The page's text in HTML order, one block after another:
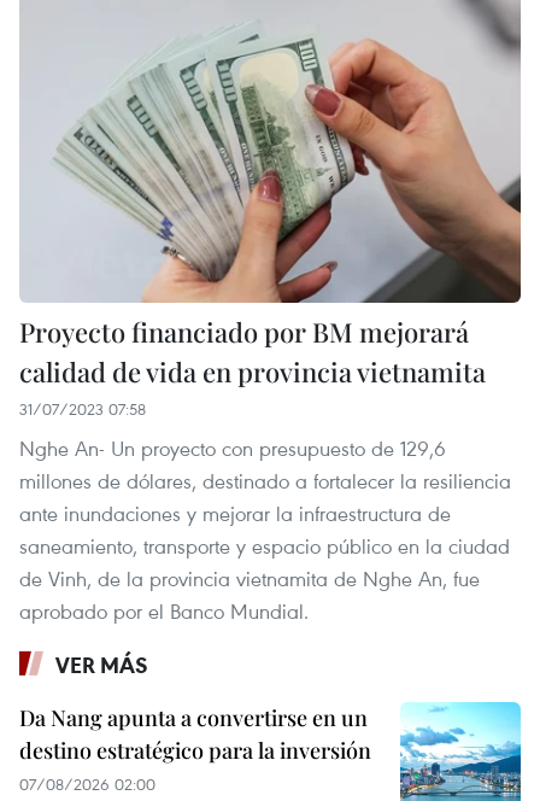
Proyecto financiado por BM mejorará
calidad de vida en provincia vietnamita
31/07/2023 07:58
Nghe An- Un proyecto con presupuesto de 129,6
millones de dólares, destinado a fortalecer la resiliencia
ante inundaciones y mejorar la infraestructura de
saneamiento, transporte y espacio público en la ciudad
de Vinh, de la provincia vietnamita de Nghe An, fue
aprobado por el Banco Mundial.
VER MÁS
Da Nang apunta a convertirse en un
destino estratégico para la inversión
07/08/2026 02:00